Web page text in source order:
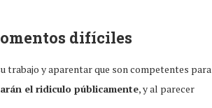
difíciles
trabajo y aparentar que son competentes para
el ridiculo públicamente, y al parecer